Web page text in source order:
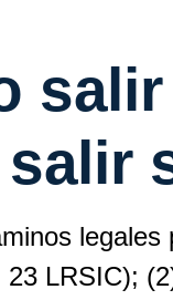
LRSIC);